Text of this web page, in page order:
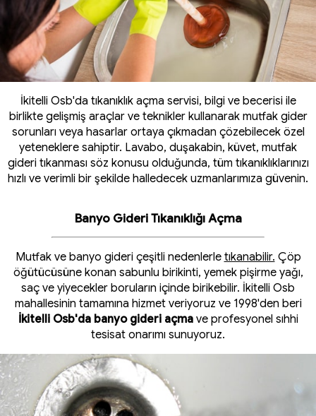
İkitelli Osb'da tıkanıklık açma servisi, bilgi ve becerisi ile
birlikte gelişmiş araçlar ve teknikler kullanarak mutfak gider
sorunları veya hasarlar ortaya çıkmadan çözebilecek özel
yeteneklere sahiptir. Lavabo, duşakabin, küvet, mutfak
gideri tıkanması söz konusu olduğunda, tüm tıkanıklıklarınızı
hızlı ve verimli bir şekilde halledecek uzmanlarımıza güvenin.
Banyo Gideri Tıkanıklığı Açma
Mutfak ve banyo gideri çeşitli nedenlerle tıkanabilir. Çöp
öğütücüsüne konan sabunlu birikinti, yemek pişirme yağı,
saç ve yiyecekler boruların içinde birikebilir. İkitelli Osb
mahallesinin tamamına hizmet veriyoruz ve 1998'den beri
İkitelli Osb'da banyo gideri açmave profesyonel sıhhi
tesisat onarımı sunuyoruz.